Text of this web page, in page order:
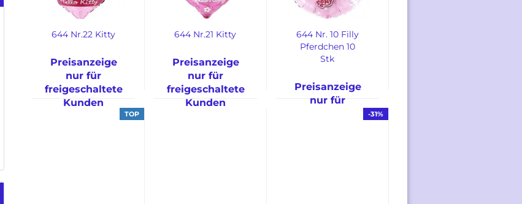
644 Nr.22 Kitty
Preisanzeige
nur für
freigeschaltete
Kunden
644 Nr.21 Kitty
Preisanzeige
nur für
freigeschaltete
Kunden
644 Nr. 10 Filly
Pferdchen 10
Stk
Preisanzeige
nur für
TOP -31%